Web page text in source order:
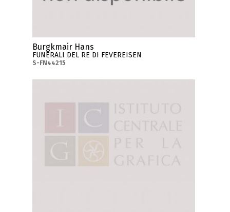
Burgkmair Hans
FUNERALI DEL RE DI FEVEREISEN
S-FN44215